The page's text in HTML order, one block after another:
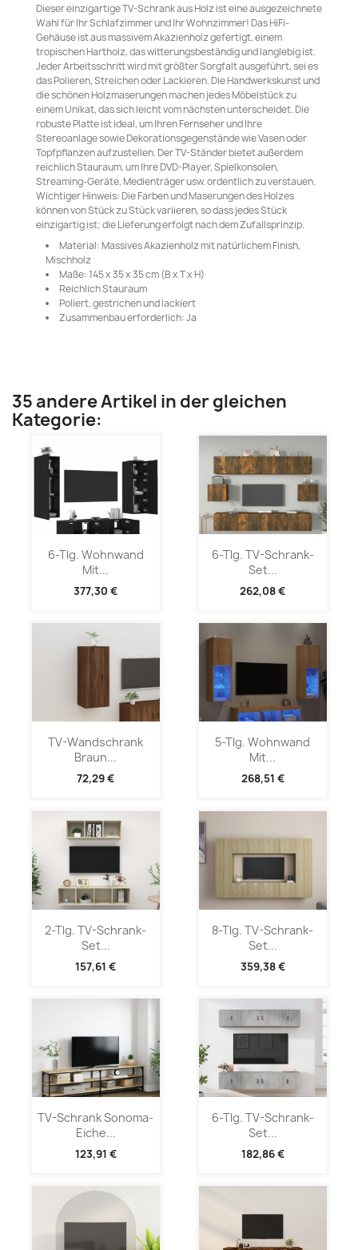
Dieser einzigartige TV-Schrank aus Holz ist eine ausgezeichnete
Wahl für Ihr Schlafzimmer und Ihr Wohnzimmer! Das HiFi-
Gehäuse ist aus massivem Akazienholz gefertigt, einem
tropischen Hartholz, das witterungsbeständig und langlebig ist.
Jeder Arbeitsschritt wird mit größter Sorgfalt ausgeführt, sei es
das Polieren, Streichen oder Lackieren. Die Handwerkskunst und
die schönen Holzmaserungen machen jedes Möbelstück zu
einem Unikat, das sich leicht vom nächsten unterscheidet. Die
robuste Platte ist ideal, um Ihren Fernseher und Ihre
Stereoanlage sowie Dekorationsgegenstände wie Vasen oder
Topfpflanzen aufzustellen. Der TV-Ständer bietet außerdem
reichlich Stauraum, um Ihre DVD-Player, Spielkonsolen,
Streaming-Geräte, Medienträger usw. ordentlich zu verstauen.
Wichtiger Hinweis: Die Farben und Maserungen des Holzes
können von Stück zu Stück variieren, so dass jedes Stück
einzigartig ist; die Lieferung erfolgt nach dem Zufallsprinzip.
Material: Massives Akazienholz mit natürlichem Finish,
Mischholz
Maße: 145 x 35 x 35 cm (B x T x H)
Reichlich Stauraum
Poliert, gestrichen und lackiert
Zusammenbau erforderlich: Ja
35 andere Artikel in der gleichen
Kategorie:
6-Tlg. Wohnwand
Mit...
377,30 €
6-Tlg. TV-Schrank-
Set...
262,08 €
TV-Wandschrank
Braun...
72,29 €
5-Tlg. Wohnwand
Mit...
268,51 €
2-Tlg. TV-Schrank-
Set...
157,61 €
8-Tlg. TV-Schrank-
Set...
359,38 €
TV-Schrank Sonoma-
Eiche...
123,91 €
6-Tlg. TV-Schrank-
Set...
182,86 €